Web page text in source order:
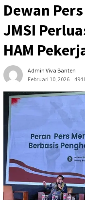
Dewan
JMSI
HAM
Admin Viva Banten
Februari 10, 2026
494